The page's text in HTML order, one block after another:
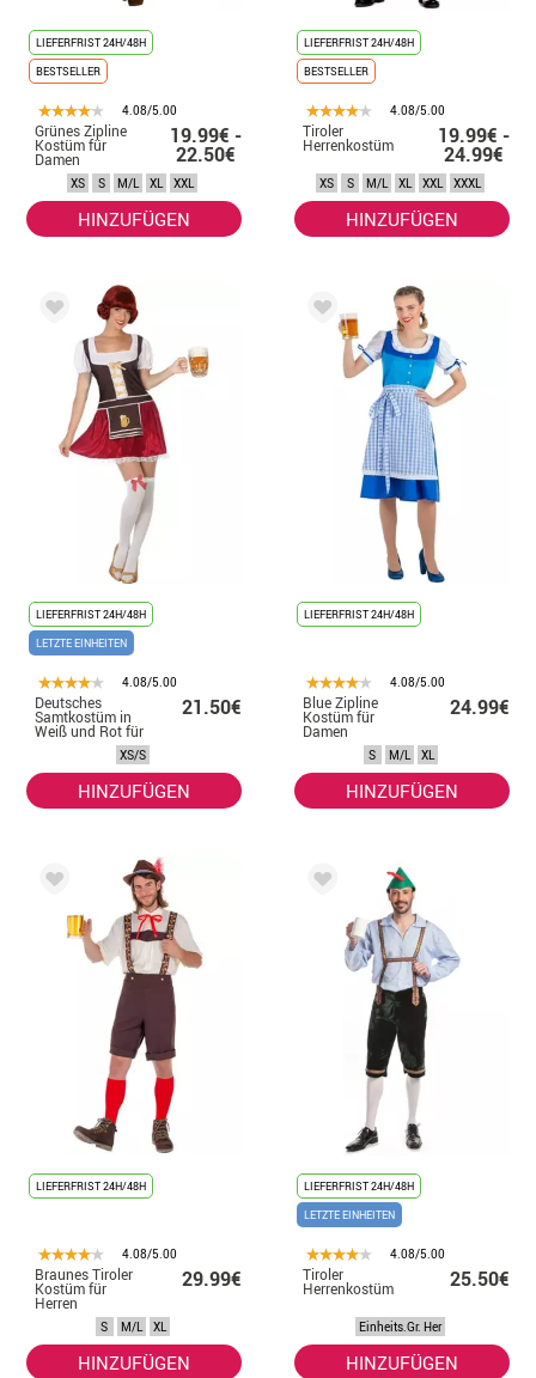
LIEFERFRIST 24H/48H
BESTSELLER
4.08/5.00
Grünes Zipline
Kostüm für
Damen
19.99€ -
22.50€
XS S M/L XL XXL
HINZUFÜGEN
LIEFERFRIST 24H/48H
BESTSELLER
4.08/5.00
Tiroler
Herrenkostüm 19.99€ -
24.99€
XS S M/L XL XXL XXXL
HINZUFÜGEN
LIEFERFRIST 24H/48H
LETZTE EINHEITEN
4.08/5.00
Deutsches
Samtkostüm in
Weiß und Rot für
21.50€
XS/S
HINZUFÜGEN
LIEFERFRIST 24H/48H
4.08/5.00
Blue Zipline
Kostüm für
Damen
24.99€
S M/L XL
HINZUFÜGEN
LIEFERFRIST 24H/48H
4.08/5.00
Braunes Tiroler
Kostüm für
Herren
29.99€
S M/L XL
HINZUFÜGEN
LIEFERFRIST 24H/48H
LETZTE EINHEITEN
4.08/5.00
Tiroler
Herrenkostüm 25.50€
Einheits.Gr. Her
HINZUFÜGEN